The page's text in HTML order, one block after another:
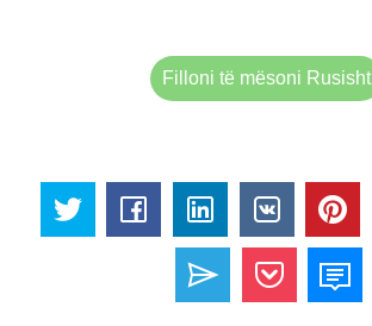
Filloni të mësoni Rusisht